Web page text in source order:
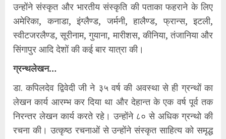
उन्होंने संस्कृत और भारतीय संस्कृति की पताका फहराने के लिए
अमेरिका, कनाडा, इंग्लैण्ड, जर्मनी, हालैण्ड, फ्रान्स, इटली,
स्वीटजरलैण्ड, सूरीनाम, गुयाना, मारीशस, कीनिया, तंजानिया और
सिंगापुर आदि देशों की कई बार यात्रा की।
ग्रन्थलेखन…
डा. कपिलदेव द्विवेदी जी ने ३५ वर्ष की अवस्था से ही ग्रन्थों का
लेखन कार्य आरम्भ कर दिया था और देहान्त के एक वर्ष पूर्व तक
निरन्तर लेखन कार्य करते रहे। उन्होंने ८० से अधिक ग्रन्थो की
रचना की। उत्कृष्ठ रचनाओं से उन्होंने संस्कृत साहित्य को समृद्ध